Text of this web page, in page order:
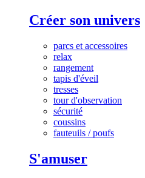
Créer son univers
parcs et accessoires
relax
rangement
tapis d'éveil
tresses
tour d'observation
sécurité
coussins
fauteuils / poufs
S'amuser